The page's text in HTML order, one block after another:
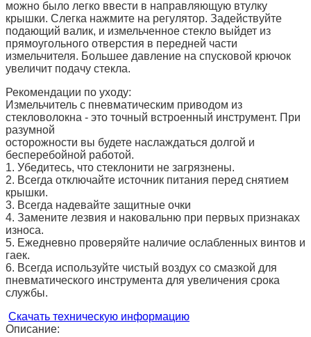
можно было легко ввести в направляющую втулку
крышки. Слегка нажмите на регулятор. Задействуйте
подающий валик, и измельченное стекло выйдет из
прямоугольного отверстия в передней части
измельчителя. Большее давление на спусковой крючок
увеличит подачу стекла.
Рекомендации по уходу:
Измельчитель с пневматическим приводом из
стекловолокна - это точный встроенный инструмент. При
разумной
осторожности вы будете наслаждаться долгой и
бесперебойной работой.
1. Убедитесь, что стеклонити не загрязнены.
2. Всегда отключайте источник питания перед снятием
крышки.
3. Всегда надевайте защитные очки
4. Замените лезвия и наковальню при первых признаках
износа.
5. Ежедневно проверяйте наличие ослабленных винтов и
гаек.
6. Всегда используйте чистый воздух со смазкой для
пневматического инструмента для увеличения срока
службы.
Скачать техническую информацию
Описание: